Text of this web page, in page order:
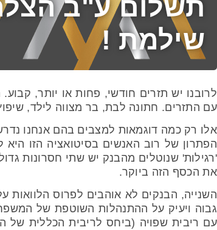
תשלום ע"ב
שילמת !
לרובנו יש תזרים חודשי, פחות או יותר,
עם התזרים. חתונה לבת, בר מצווה לילד,
אלו רק כמה דוגמאות למצבים בהם אנחנו
הפתרון של רוב האנשים בסיטואציה הזו היא
'רגילות' שנוטלים מהבנק יש שתי חסרונות
את הכסף הזה ביוקר.
גבוה ויעיק על ההתנהלות השוטפת של
עם ריבית שפויה (ביחס לריבית הכללית של